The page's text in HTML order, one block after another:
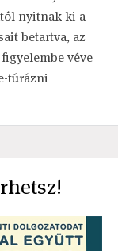
nyitnak ki a
betartva, az
véve
túrázni